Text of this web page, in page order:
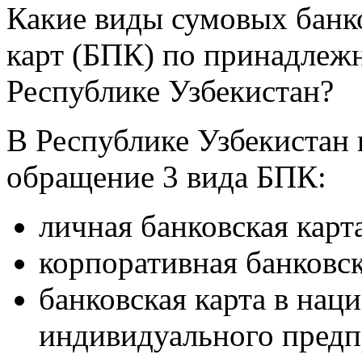
Какие виды сумовых
карт (БПК) по
Республике Узбекистан?
В Республике
обращение 3 вида БПК:
личная банковская
корпоративная
банковская карта в
индивидуального